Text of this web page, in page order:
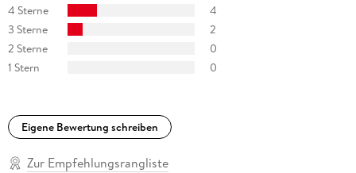
4 Sterne
4
3 Sterne
2
2 Sterne
0
1 Stern
0
Eigene Bewertung schreiben
Zur Empfehlungsrangliste